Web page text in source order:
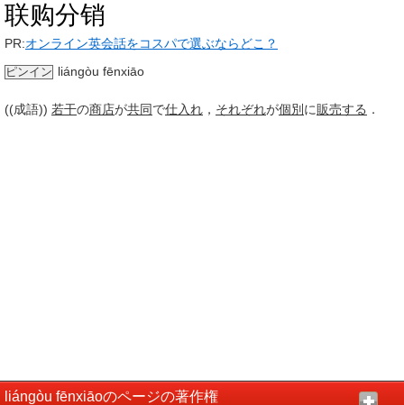
联购分销
PR:オンライン英会話をコスパで選ぶならどこ？
ピンイン liángòu fēnxiāo
((成語)) 若干の商店が共同で仕入れ ， それぞれが個別 に販売する ．
liángòu fēnxiāoのページの著作権